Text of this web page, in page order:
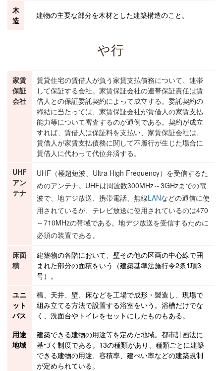
木
造
建物の主要な部分を木材とした建築構造のこと。
や行
家賃
保証
会社
賃貸住宅の賃借人が負う家賃支払債務について、連帯
して保証する会社。家賃保証会社の連帯保証責任は賃
借人との保証委託契約によって成立する。委託契約の
締結に当たっては、家賃保証会社が賃借人の家賃支払
能力等について審査するのが通例である。契約が成立
すれば、賃借人は保証料を支払い、家賃保証会社は、
賃借人が家賃支払債務に関して不履行が生じた場合に
賃借人に代わって代位弁済する。
UHF
アン
テナ
UHF（極超短波、Ultra High Frequency）を受信するた
めのアンテナ。UHFは周波数300MHz～3GHzまでの電
波で、地デジ放送、携帯電話、無線LANなどの通信に使
用されているが、テレビ放送に使用されているのは470
～710MHzの帯域である。地デジ放送を受信するために
必須の装置である。
床面
積
建築物の各階において、壁その他の区画の中心線で囲
まれた部分の面積をいう（建築基準法施行令2条1項3
号）。
ユニ
ット
バス
槽、天井、壁、床などを工場で成形・製造し、現場で
組み立てる方法で設置する浴室をいう。浴槽だけでな
く、 洗面台や トイレをセットにしたものもある。
用途
地域
建築できる建物の用途等を定めた地域。 都市計画法に
基づく制度である。13の種類があり、種類ごとに建築
できる建物の用途、 容積率 建ぺい率などの建築規制
が定められている。